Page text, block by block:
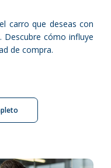
carro que deseas con
Descubre cómo influye
de compra.